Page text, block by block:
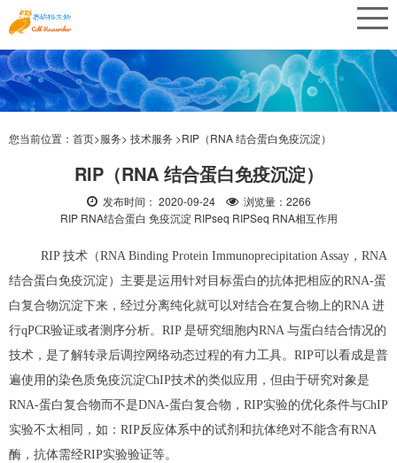
您当前位置： 首页>服务> 技术服务 >RIP（RNA 结合蛋白免疫沉淀）
RIP（RNA 结合蛋白免疫沉淀）
发布时间： 2020-09-24
浏览量：2266
RIP RNA结合蛋白 免疫沉淀 RIPseq RIPSeq RNA相互作用
RIP 技术（RNA Binding Protein Immunoprecipitation Assay，RNA
结合蛋白免疫沉淀）主要是运用针对目标蛋白的抗体把相应的RNA-蛋
白复合物沉淀下来，经过分离纯化就可以对结合在复合物上的RNA 进
行qPCR验证或者测序分析。RIP 是研究细胞内RNA 与蛋白结合情况的
技术，是了解转录后调控网络动态过程的有力工具。RIP可以看成是普
遍使用的染色质免疫沉淀ChIP技术的类似应用，但由于研究对象是
RNA-蛋白复合物而不是DNA-蛋白复合物，RIP实验的优化条件与ChIP
实验不太相同，如：RIP反应体系中的试剂和抗体绝对不能含有RNA
酶，抗体需经RIP实验验证等。